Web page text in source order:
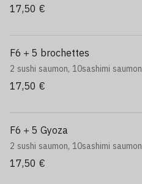
17,50 €
F6＋5 brochettes
2 sushi saumon, 10sashimi saumon
17,50 €
F6＋5 Gyoza
2 sushi saumon, 10sashimi saumon
17,50 €